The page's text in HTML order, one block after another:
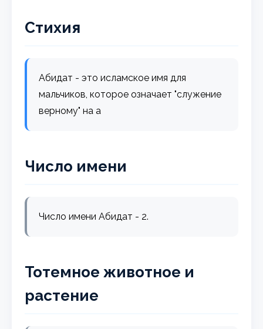
Стихия
Абидат - это исламское имя для
мальчиков, которое означает "служение
верному" на а
Число имени
Число имени Абидат - 2.
Тотемное животное и
растение